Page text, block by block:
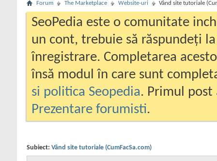
Forum The Marketplace Website-uri Vând site tutoriale
SeoPedia este o comunitate
un cont, trebuie să răspundeți
înregistrare. Completarea
însă modul în care sunt
si politica Seopedia. Primul
Prezentare forumisti.
Subiect: Vând site tutoriale (CumFacSa.com)